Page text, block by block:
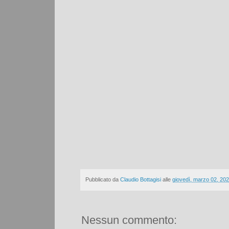
Pubblicato da Claudio Bottagisi alle giovedì, marzo 02,
Nessun commento: